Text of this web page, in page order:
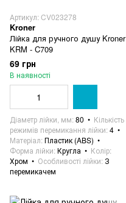
Артикул: CV023278
Kroner
Лійка для ручного душу Kroner
KRM - C709
69 грн
В наявності
Діаметр лійки, мм 80
Кількість
режимів перемикання лійки 4
Матеріал Пластик (ABS)
Форма лійки Кругла
Колір
Хром
Особливості лійки З
перемикачем